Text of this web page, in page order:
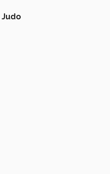
Judo